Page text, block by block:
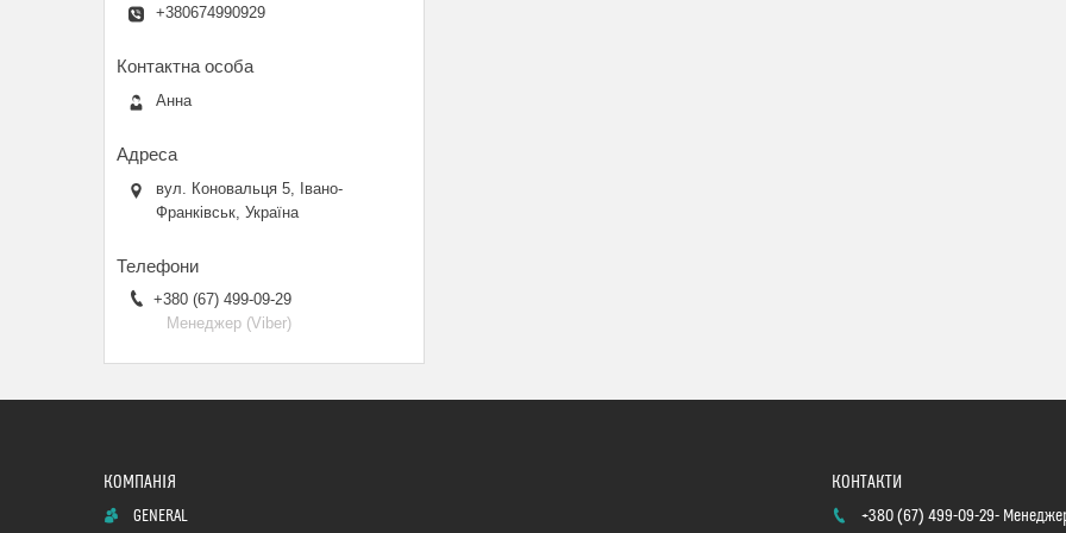
+380674990929
Анна
вул. Коновальця 5, Івано-
Франківськ, Україна
+380 (67) 499-09-29
Менеджер (Viber)
GENERAL +380 (67) 499-09-29